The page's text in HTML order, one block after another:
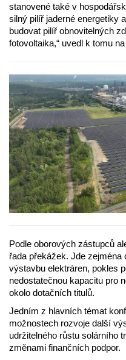
stanovené také v
silný pilíř jaderné energetiky
budovat pilíř obnovitelných
fotovoltaika,“ uvedl k tomu
Podle oborových zástupců
řada překážek. Jde
výstavbu elektráren, pokles
nedostatečnou kapacitu pro
okolo dotačních titulů.
Jedním z hlavních témat
možnostech rozvoje další
udržitelného růstu solárního
změnami finančních podpor.